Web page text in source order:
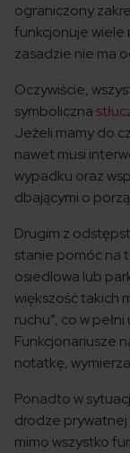
ograniczony
funkcjonuje wiele
zasadzie nie ma
Oczywiście,
symboliczna
Jeżeli mamy do
nawet musi
wypadku oraz
dbającymi o
Drugim z
stanie pomóc na
osiedlowa lub
większość takich
ruchu”, co w
Funkcjonariusze
notatkę,
Ponadto w
drodze
mimo wszystko